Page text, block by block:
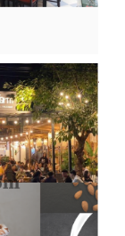
Xem chi tiết...